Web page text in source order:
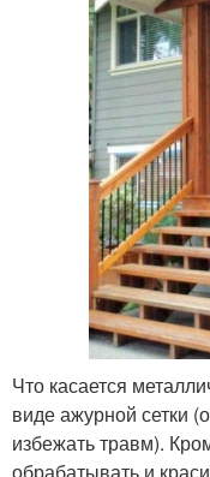
Что касается
виде ажурной сетки
избежать травм).
обрабатывать и